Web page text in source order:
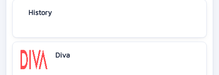
History
Diva